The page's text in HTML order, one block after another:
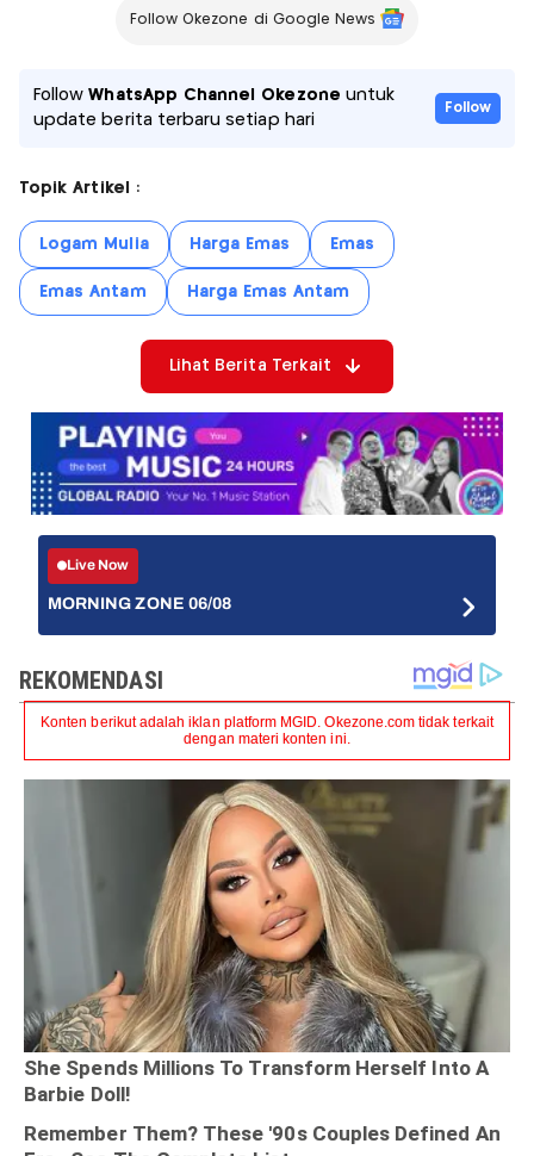
Follow Okezone di Google News
FollowWhatsApp Channel Okezone untuk
update berita terbaru setiap hari
Follow
Topik Artikel :
Logam Mulia Harga Emas Emas
Emas Antam Harga Emas Antam
Lihat Berita Terkait
Live Now
MORNING ZONE 06/08